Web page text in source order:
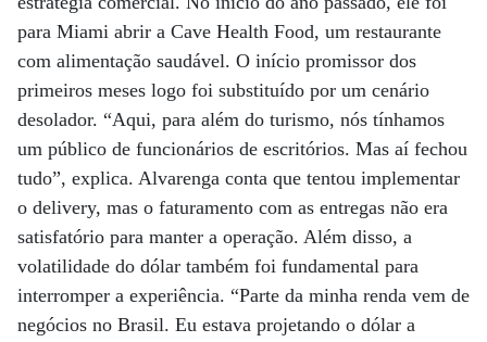
para Miami abrir a Cave Health Food, um restaurante
com alimentação saudável. O início promissor dos
primeiros meses logo foi substituído por um cenário
desolador. “Aqui, para além do turismo, nós tínhamos
um público de funcionários de escritórios. Mas aí fechou
tudo”, explica. Alvarenga conta que tentou implementar
o delivery, mas o faturamento com as entregas não era
satisfatório para manter a operação. Além disso, a
volatilidade do dólar também foi fundamental para
interromper a experiência. “Parte da minha renda vem de
negócios no Brasil. Eu estava projetando o dólar a